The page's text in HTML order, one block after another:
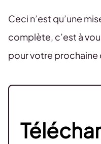
Ceci n’est qu’une
complète, c’est à
pour votre prochaine